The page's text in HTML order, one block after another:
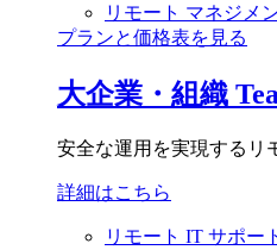
リモート マネジメ
プランと価格表を見る
大企業・組織
安全な運用を実現するリ
詳細はこちら
リモート IT サポー